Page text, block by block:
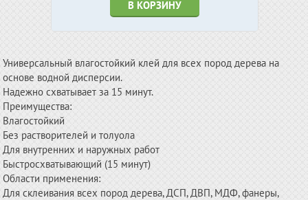
В КОРЗИНУ
Универсальный влагостойкий клей для всех пород дерева на
основе водной дисперсии.
Надежно схватывает за 15 минут.
Преимущества:
Влагостойкий
Без растворителей и толуола
Для внутренних и наружных работ
Быстросхватывающий (15 минут)
Области применения:
Для склеивания всех пород дерева, ДСП, ДВП, МДФ, фанеры,